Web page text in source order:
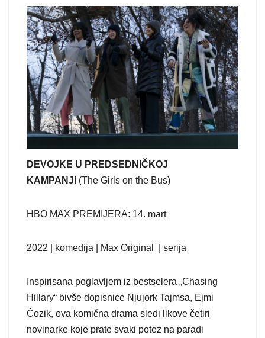
DEVOJKE U PREDSEDNIČKOJ
KAMPANJI (The Girls on the Bus)
HBO MAX PREMIJERA: 14. mart
2022 | komedija | Max Original | serija
Inspirisana poglavljem iz bestselera „Chasing
Hillary“ bivše dopisnice Njujork Tajmsa, Ejmi
Čozik, ova komična drama sledi likove četiri
novinarke koje prate svaki potez na paradi